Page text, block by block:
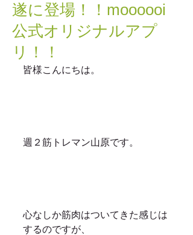
遂に登場！！moooooi
公式オリジナルアプ
リ！！
皆様こんにちは。
週２筋トレマン山原です。
心なしか筋肉はついてきた感じは
するのですが、